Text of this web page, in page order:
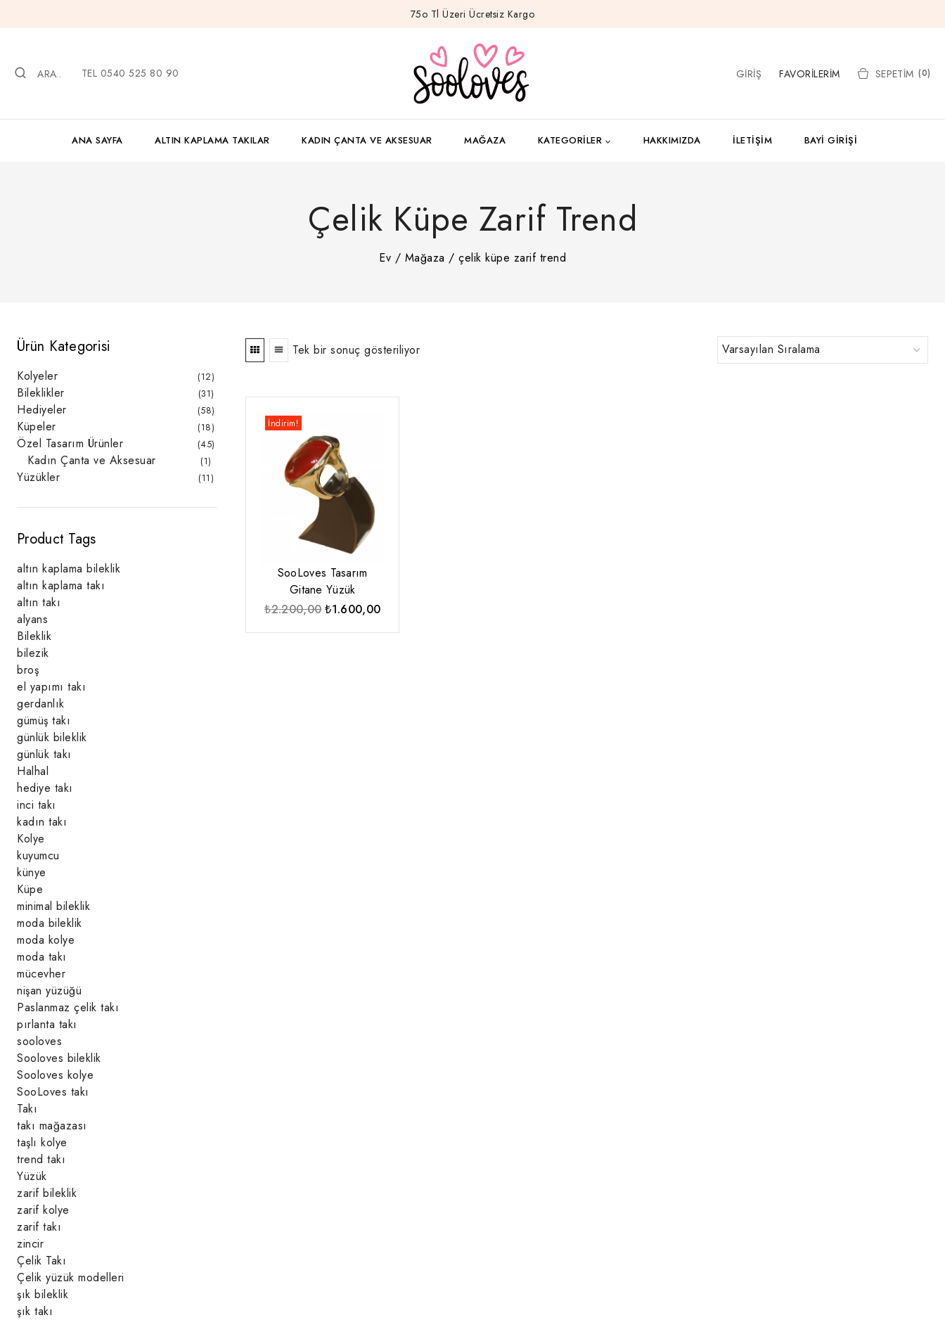
75o Tl Üzeri Ücretsiz Kargo
ARA.. TEL 0540 525 80 90 GIRIŞ FAVORILERIM SEPETIM (0)
ANA SAYFA ALTIN KAPLAMA TAKILAR KADIN ÇANTA VE AKSESUAR MAĞAZA KATEGORILER HAKKIMIZDA İLETIŞIM BAYI GIRIŞI
Çelik Küpe Zarif Trend
Ev / Mağaza / çelik küpe zarif trend
Tek bir sonuç gösteriliyor
İndirim!
SooLoves Tasarım
Gitane Yüzük
₺2.200,00 Orijinal
₺1.600,00Şu
Ürün Kategorisi
Kolyeler 1212
ürün
Bileklikler 3131
ürün
Hediyeler 5858
ürün
Küpeler 1818
ürün
Özel Tasarım Ürünler 4545
Kadın Çanta ve Aksesuar 11
ürün
Yüzükler 1111
Product Tags
altın kaplama bileklik
altın kaplama takı
altın takı
alyans
Bileklik
bilezik
broş
el yapımı takı
gerdanlık
gümüş takı
günlük bileklik
günlük takı
Halhal
hediye takı
inci takı
kadın takı
Kolye
kuyumcu
künye
Küpe
minimal bileklik
moda bileklik
moda kolye
moda takı
mücevher
nişan yüzüğü
Paslanmaz çelik takı
pırlanta takı
sooloves
Sooloves bileklik
Sooloves kolye
SooLoves takı
Takı
takı mağazası
taşlı kolye
trend takı
Yüzük
zarif bileklik
zarif kolye
zarif takı
zincir
Çelik Takı
Çelik yüzük modelleri
şık bileklik
şık takı